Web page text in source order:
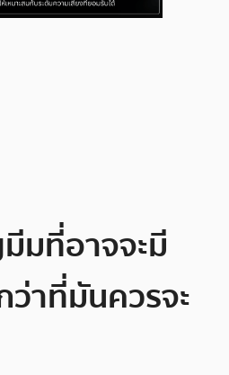
มที่อาจจะมี
าที่มันควรจะ